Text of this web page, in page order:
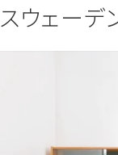
スウェーデ